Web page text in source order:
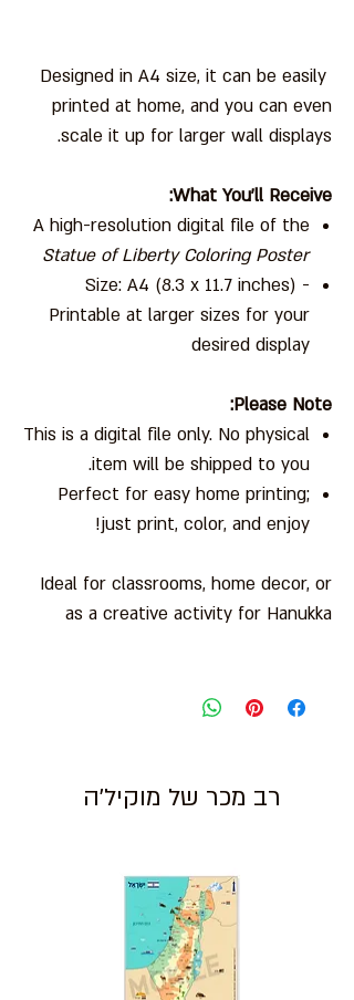
Designed in A4 size, it can be easily
printed at home, and you can even
scale it up for larger wall displays.
What You’ll Receive:
A high-resolution digital file of the
Statue of Liberty Coloring Poster
Size: A4 (8.3 x 11.7 inches) -
Printable at larger sizes for your
desired display
Please Note:
This is a digital file only. No physical
item will be shipped to you.
Perfect for easy home printing;
just print, color, and enjoy!
Ideal for classrooms, home decor, or
as a creative activity for Hanukka
רב מכר של מוקיל'ה